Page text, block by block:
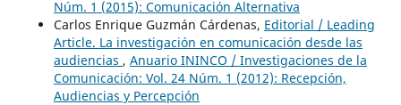
Núm. 1 (2015): Comunicación Alternativa
Carlos Enrique Guzmán Cárdenas, Editorial / Leading
Article. La investigación en comunicación desde las
audiencias , Anuario ININCO / Investigaciones de la
Comunicación: Vol. 24 Núm. 1 (2012): Recepción,
Audiencias y Percepción